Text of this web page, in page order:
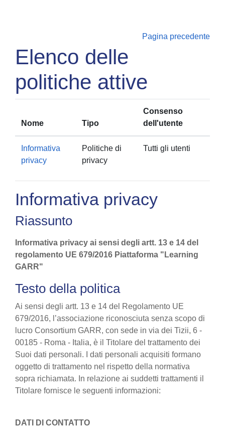
Pagina precedente
Elenco delle
politiche attive
Nome Tipo
Consenso
dell'utente
Informativa
privacy
Politiche di
privacy
Tutti gli utenti
Informativa privacy
Riassunto
Informativa privacy ai sensi degli artt. 13 e 14 del
regolamento UE 679/2016 Piattaforma "Learning
GARR"
Testo della politica
Ai sensi degli artt. 13 e 14 del Regolamento UE
679/2016, l’associazione riconosciuta senza scopo di
lucro Consortium GARR, con sede in via dei Tizii, 6 -
00185 - Roma - Italia, è il Titolare del trattamento dei
Suoi dati personali. I dati personali acquisiti formano
oggetto di trattamento nel rispetto della normativa
sopra richiamata. In relazione ai suddetti trattamenti il
Titolare fornisce le seguenti informazioni:
DATI DI CONTATTO